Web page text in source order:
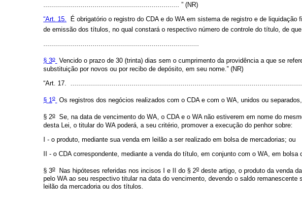
..................................................................... ” (NR)
“Art. 15.
É obrigatório o registro do CDA e do WA em sistema de registro e de
de emissão dos títulos, no qual constará o respectivo número de controle do título, de
...............................................................................
§ 3o Vencido o prazo de 30 (trinta) dias sem o cumprimento da providência a que se
substituição por novos ou por recibo de depósito, em seu nome.” (NR)
“Art. 17.
§ 1o Os registros dos negócios realizados com o CDA e com o WA, unidos ou
§ 2o Se, na data de vencimento do WA, o CDA e o WA não estiverem em nome do
desta Lei, o titular do WA poderá, a seu critério, promover a execução do penhor sobre:
I - o produto, mediante sua venda em leilão a ser realizado em bolsa de mercadorias; ou
II - o CDA correspondente, mediante a venda do título, em conjunto com o WA, em
§ 3o Nas hipóteses referidas nos incisos I e II do § 2o deste artigo, o produto da venda
pelo WA ao seu respectivo titular na data do vencimento, devendo o saldo
leilão da mercadoria ou dos títulos.